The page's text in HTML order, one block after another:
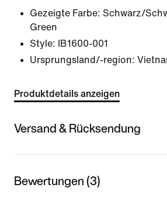
Gezeigte Farbe: Schwarz/
Green
Style:
IB1600-001
Ursprungsland/-region:
Produktdetails anzeigen
Versand & Rücksendung
Bewertungen (3)